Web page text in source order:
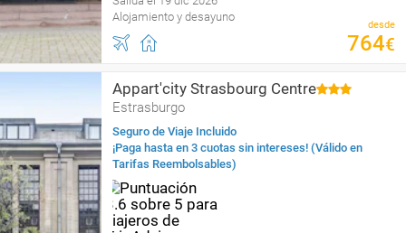
Alojamiento y desayuno
desde
764€
Appart'city Strasbourg Centre
Estrasburgo
Seguro de Viaje Incluido
¡Paga hasta en 3 cuotas sin intereses! (Válido en
Tarifas Reembolsables)